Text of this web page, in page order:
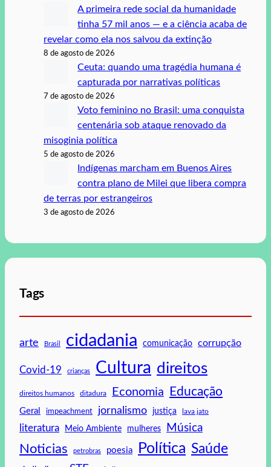
A primeira rede social da humanidade
tinha 57 mil anos — e a ciência acaba de
revelar como ela nos salvou da extinção
8 de agosto de 2026
Ceuta: quando uma tragédia humana é
capturada por narrativas políticas
7 de agosto de 2026
Voto feminino no Brasil: uma conquista
centenária sob ataque renovado da
misoginia política
5 de agosto de 2026
Indígenas marcham em Buenos Aires
contra plano de Milei que libera compra
de terras por estrangeiros
3 de agosto de 2026
Tags
arte Brasil cidadania comunicação corrupção
Covid-19 crianças Cultura direitos
direitos humanos ditadura Economia Educação
Geral impeachment jornalismo justiça lava jato
literatura Meio Ambiente mulheres Música
Noticias petrobras poesia Política Saúde